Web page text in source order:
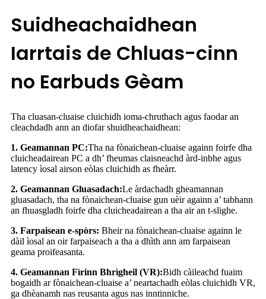
Suidheachaidhean
Iarrtais de Chluas-cinn
no Earbuds Gèam
Tha cluasan-cluaise cluichidh ioma-chruthach agus faodar an
cleachdadh ann an diofar shuidheachaidhean:
1. Geamannan PC:Tha na fònaichean-cluaise againn foirfe dha
cluicheadairean PC a dh’ fheumas claisneachd àrd-inbhe agus
latency ìosal airson eòlas cluichidh as fheàrr.
2. Geamannan Gluasadach:Le àrdachadh gheamannan
gluasadach, tha na fònaichean-cluaise gun uèir againn a’ tabhann
an fhuasgladh foirfe dha cluicheadairean a tha air an t-slighe.
3. Farpaisean e-spòrs: Bheir na fònaichean-cluaise againn le
dàil ìosal an oir farpaiseach a tha a dhìth ann am farpaisean
geama proifeasanta.
4. Geamannan Fìrinn Bhrìgheil (VR):Bidh càileachd fuaim
bogaidh ar fònaichean-cluaise a’ neartachadh eòlas cluichidh VR,
ga dhèanamh nas reusanta agus nas inntinniche.